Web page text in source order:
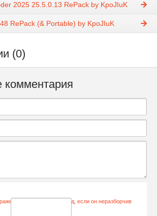
2025 25.5.0.13 RePack by KpoJIuK
RePack (& Portable) by KpoJIuK
(0)
комментария